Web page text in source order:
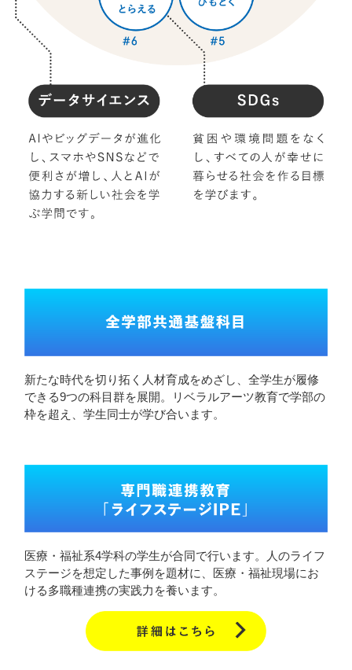
新たな時代を切り拓く人材育成をめざし、全学生が履修
できる9つの科目群を展開。リベラルアーツ教育で学部の
枠を超え、学生同士が学び合います。
医療・福祉系4学科の学生が合同で行います。人のライフ
ステージを想定した事例を題材に、医療・福祉現場にお
ける多職種連携の実践力を養います。